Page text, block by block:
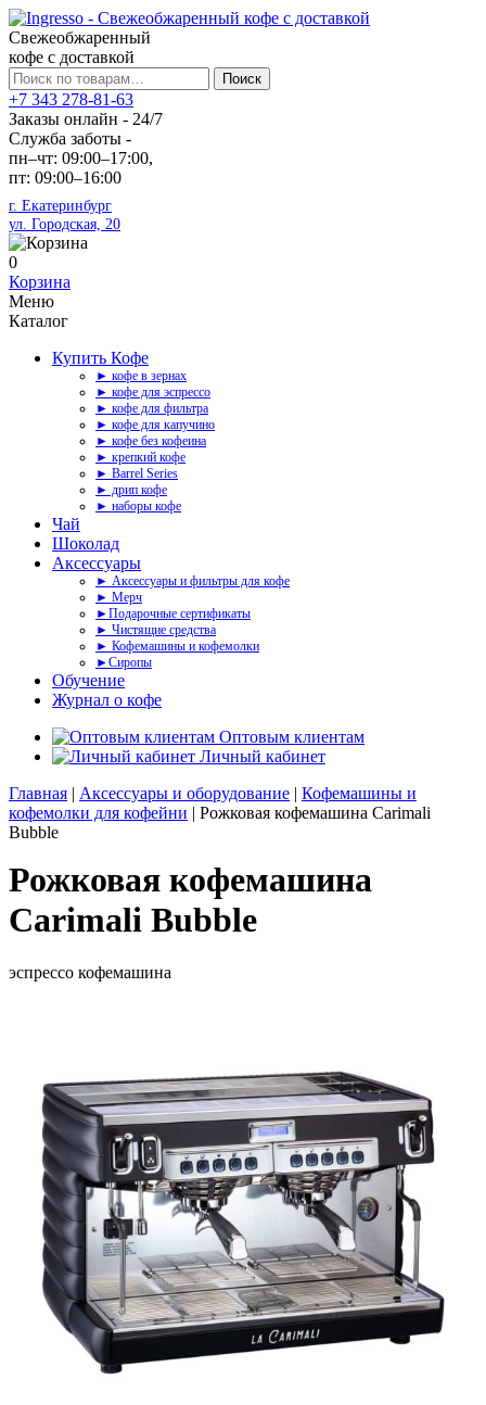
Свежеобжаренный
кофе с доставкой
Искать:
Поиск
+7 343 278-81-63
Заказы онлайн - 24/7
Служба заботы -
пн–чт: 09:00–17:00,
пт: 09:00–16:00
г. Екатеринбург
ул. Городская, 20
0
Корзина
Меню
Каталог
Купить Кофе
► кофе в зернах
► кофе для эспрессо
► кофе для фильтра
► кофе для капучино
► кофе без кофеина
► крепкий кофе
► Barrel Series
► дрип кофе
► наборы кофе
Чай
Шоколад
Аксессуары
► Аксессуары и фильтры для кофе
► Мерч
►Подарочные сертификаты
► Чистящие средства
► Кофемашины и кофемолки
►Сиропы
Обучение
Журнал о кофе
Оптовым клиентам
Личный кабинет
Главная | Аксессуары и оборудование | Кофемашины и
кофемолки для кофейни | Рожковая кофемашина Carimali
Bubble
Рожковая кофемашина
Carimali Bubble
эспрессо кофемашина